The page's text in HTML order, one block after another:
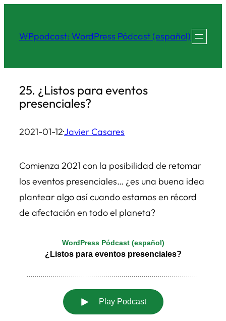
contenido
WPpodcast: WordPress Pódcast (español)
25. ¿Listos para eventos
presenciales?
2021-01-12·Javier Casares
Comienza 2021 con la posibilidad de retomar
los eventos presenciales… ¿es una buena idea
plantear algo así cuando estamos en récord
de afectación en todo el planeta?